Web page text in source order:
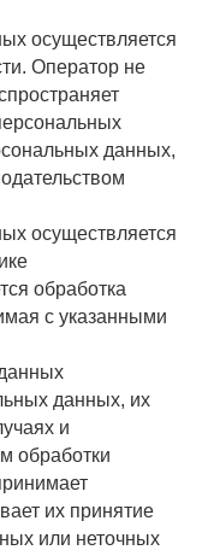
осуществляется
Оператор не
данных,
осуществляется
обработка
с указанными
данных, их
и
обработки
их принятие
или неточных